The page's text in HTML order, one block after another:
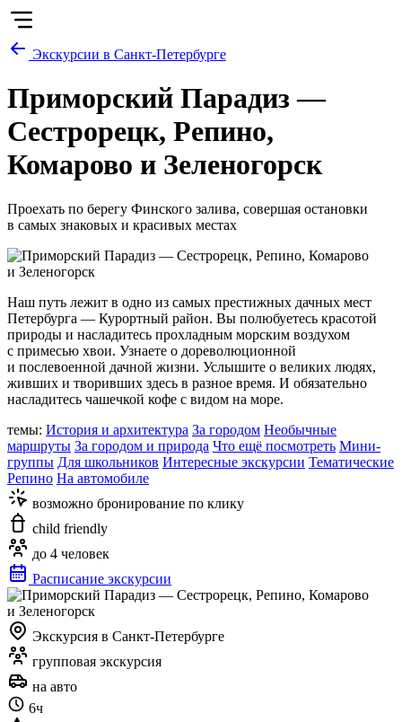
Экскурсии в Санкт-Петербурге
Приморский Парадиз —
Сестрорецк, Репино,
Комарово и Зеленогорск
Проехать по берегу Финского залива, совершая остановки
в самых знаковых и красивых местах
Наш путь лежит в одно из самых престижных дачных мест
Петербурга — Курортный район. Вы полюбуетесь красотой
природы и насладитесь прохладным морским воздухом
с примесью хвои. Узнаете о дореволюционной
и послевоенной дачной жизни. Услышите о великих людях,
живших и творивших здесь в разное время. И обязательно
насладитесь чашечкой кофе с видом на море.
темы: История и архитектура За городом Необычные
маршруты За городом и природа Что ещё посмотреть Мини-
группы Для школьников Интересные экскурсии Тематические
Репино На автомобиле
возможно бронирование по клику
child friendly
до 4 человек
Расписание экскурсии
Экскурсия в Санкт-Петербурге
групповая экскурсия
на авто
6ч